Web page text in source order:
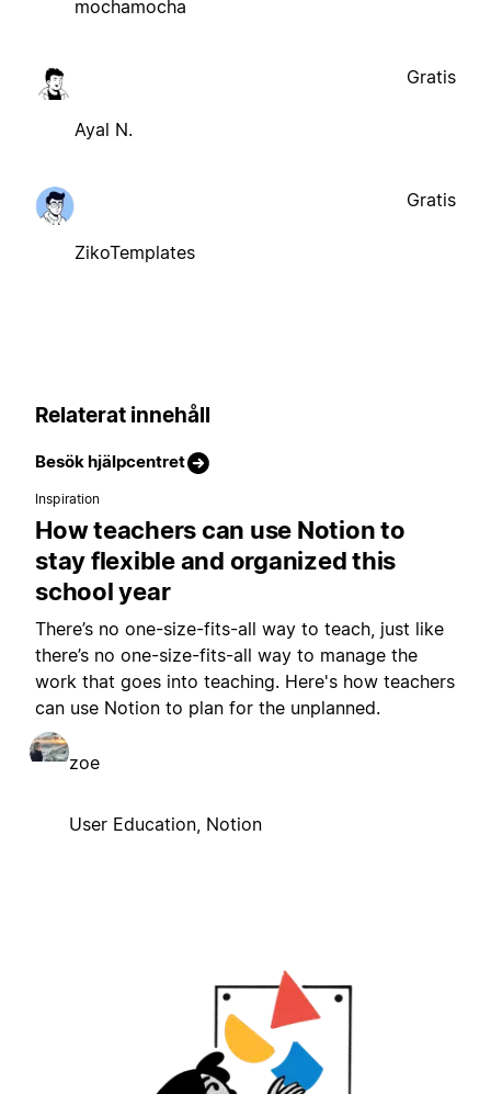
mochamocha
Ayal N.
Gratis
ZikoTemplates
Gratis
Relaterat innehåll
Besök hjälpcentret
Inspiration
How teachers can use Notion to
stay flexible and organized this
school year
There’s no one-size-fits-all way to teach, just like
there’s no one-size-fits-all way to manage the
work that goes into teaching. Here's how teachers
can use Notion to plan for the unplanned.
zoe
User Education, Notion